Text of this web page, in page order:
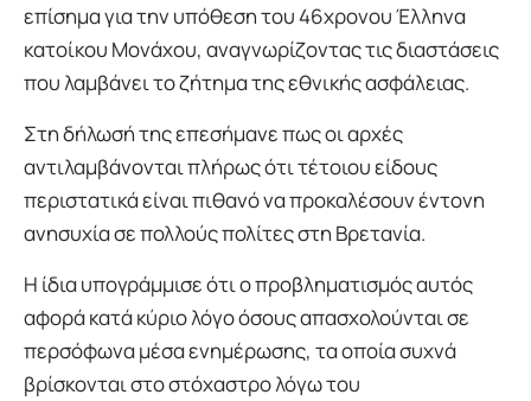
επίσημα για την υπόθεση του 46χρονου Έλληνα
κατοίκου Μονάχου, αναγνωρίζοντας τις διαστάσεις
που λαμβάνει το ζήτημα της εθνικής ασφάλειας.
Στη δήλωσή της επεσήμανε πως οι αρχές
αντιλαμβάνονται πλήρως ότι τέτοιου είδους
περιστατικά είναι πιθανό να προκαλέσουν έντονη
ανησυχία σε πολλούς πολίτες στη Βρετανία.
Η ίδια υπογράμμισε ότι ο προβληματισμός αυτός
αφορά κατά κύριο λόγο όσους απασχολούνται σε
περσόφωνα μέσα ενημέρωσης, τα οποία συχνά
βρίσκονται στο στόχαστρο λόγω του